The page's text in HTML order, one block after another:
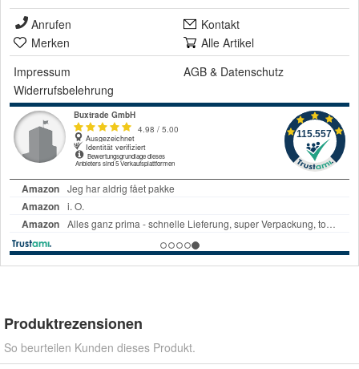
Anrufen
Kontakt
Merken
Alle Artikel
Impressum
AGB & Datenschutz
Widerrufsbelehrung
Produktrezensionen
So beurteilen Kunden dieses Produkt.